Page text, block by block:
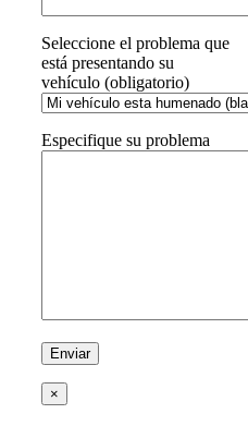
Seleccione el problema que
está presentando su
vehículo (obligatorio)
Especifique su problema
×